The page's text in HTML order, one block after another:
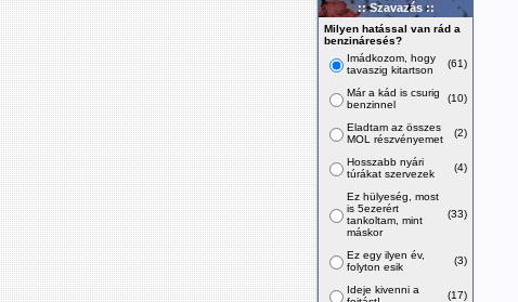
:: Szavazás ::
Milyen hatással van rád a
benzináresés?
Imádkozom, hogy
tavaszig kitartson
(61)
Már a kád is csurig
benzinnel
(10)
Eladtam az összes
MOL részvényemet
(2)
Hosszabb nyári
túrákat szervezek
(4)
Ez hülyeség, most
is 5ezerért
tankoltam, mint
máskor
(33)
Ez egy ilyen év,
folyton esik
(3)
Ideje kivenni a
(17)